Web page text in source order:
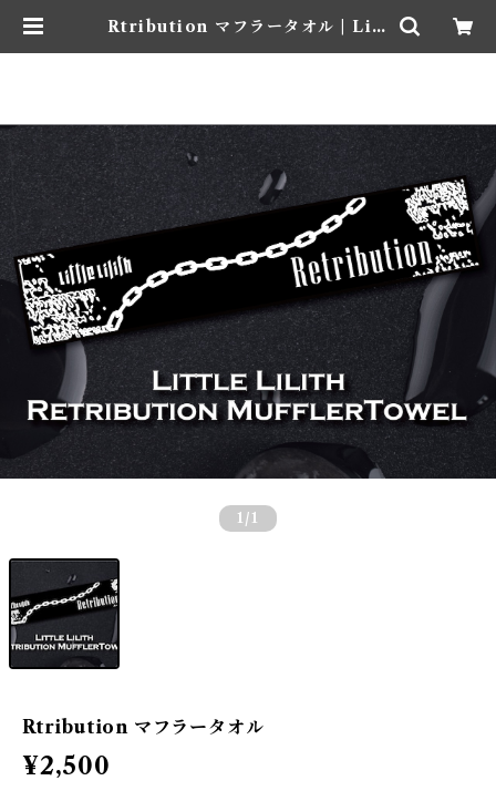
Rtribution マフラータオル | Litt
1 /1
Rtribution マフラータオル
¥2,500